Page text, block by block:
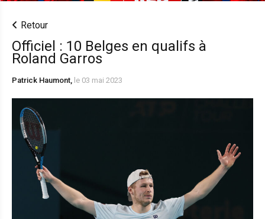
Retour
Officiel : 10 Belges en qualifs à
Roland Garros
Patrick Haumont, le 03 mai 2023